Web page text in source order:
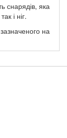
снарядів, яка
і ніг.
на